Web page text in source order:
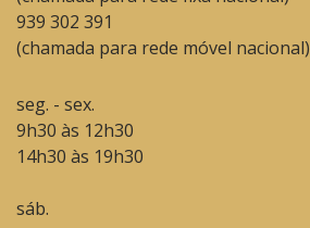
939 302 391
(chamada para rede móvel nacional)
seg. - sex.
9h30 às 12h30
14h30 às 19h30
sáb.